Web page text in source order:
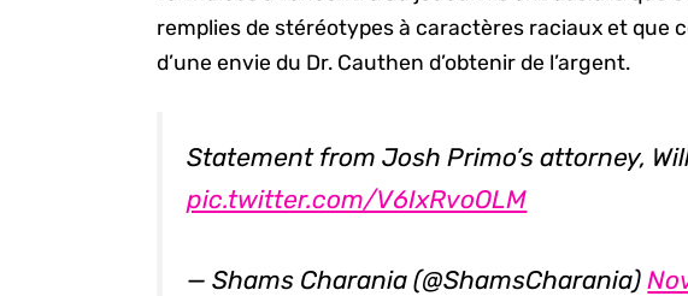
remplies de stéréotypes à caractères raciaux et que
d’une envie du Dr. Cauthen d’obtenir de l’argent.
Statement from Josh Primo’s attorney,
pic.twitter.com/V6IxRvoOLM
— Shams Charania (@ShamsCharania)